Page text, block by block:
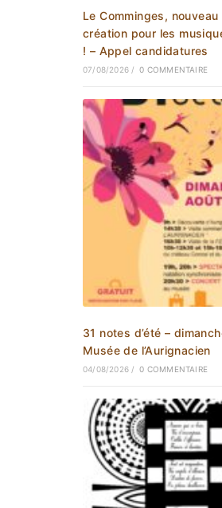
Le Comminges,
création pour les
! – Appel candidatures
07/08/2026 / 0 COMMENTAIRE
31 notes d’été –
Musée de l’Aurignacien
04/08/2026 / 0 COMMENTAIRE